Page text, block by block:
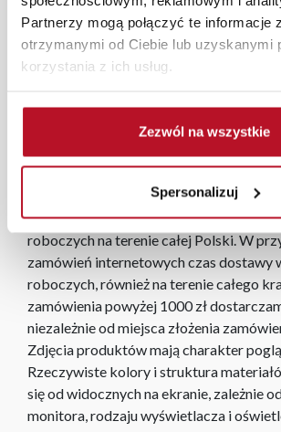
Partnerzy mogą połączyć te informacje
otrzymanymi od Ciebie lub uzyskanymi
korzystania z ich usług.
Zezwól na wszystkie
Spersonalizuj
tej samej kolekcji, jak i samodzielny
sypialni czy domowym gabinecie.
77 cm, głębokość 80 cm, wysokość 84 cm.
W każdym z salonów mebli Bodzio
aranżacji mebli, a nasi pracownicy z
przygotują kompleksową wizualizację
pomieszczenia wraz z wyceną. Każde
złożone w sklepie stacjonarnym
roboczych na terenie całej Polski. W
zamówień internetowych czas dostawy
roboczych, również na terenie całego
zamówienia powyżej 1000 zł
niezależnie od miejsca złożenia
Zdjęcia produktów mają charakter
Rzeczywiste kolory i struktura
się od widocznych na ekranie, zależnie
monitora, rodzaju wyświetlacza i